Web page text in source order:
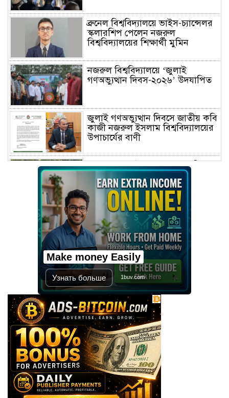
ব্রুনেল বিশ্ববিদ্যালয়ে ভাইস-চ্যান্সেলর
স্কলারশিপ পেলেন নজরুল
বিশ্ববিদ্যালয়ের শিক্ষার্থী মুমিন
নজরুল বিশ্ববিদ্যালয়ে ‘জুলাই
গণঅভ্যুত্থান দিবস-২০২৬’ উদযাপিত
জুলাই গণঅভ্যুত্থান দিবসে জাতীয় কবি
কাজী নজরুল ইসলাম বিশ্ববিদ্যালয়ের
উপাচার্যের বাণী
গণভবনে জুলাই গণঅভ্যুত্থান স্মৃতি
জাদুঘরের যাত্রা শুরু
জুলাই আন্দোলন জনগণের, কৃতিত্ব
কোনো একক দলের নয়: প্রধানমন্ত্রী
মালয়েশিয়ায় সহকর্মীদের সংঘর্ষে ৩
বাংলাদেশি নিহত, গ্রেপ্তার ১
শহীদের আত্মত্যাগে গড়া জাতীয় ঐক্য
রক্ষা করতে হবে : প্রধানমন্ত্রী
সাভারে এমপি ও তাঁর স্ত্রীকে
শিক্ষাপ্রতিষ্ঠানের সভাপতি, উঠেছে
আইনি প্রশ্ন
Make money Easily
Узнать больше 1buv.com